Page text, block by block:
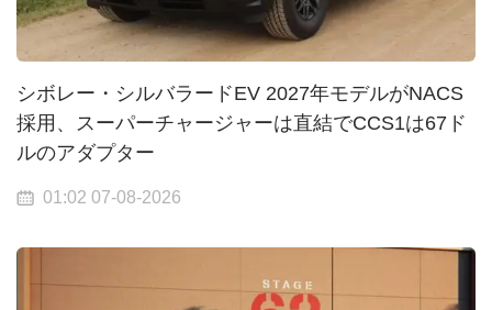
シボレー・シルバラードEV 2027年モデルがNACS
採用、スーパーチャージャーは直結でCCS1は67ド
ルのアダプター
01:02 07-08-2026